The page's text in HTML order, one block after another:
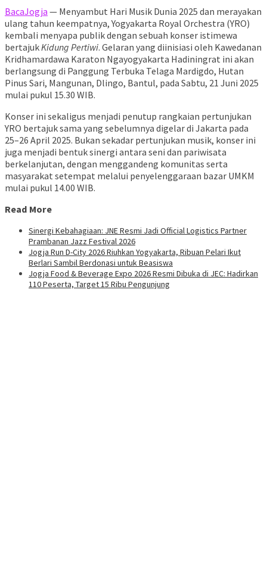
BacaJogja — Menyambut Hari Musik Dunia 2025 dan merayakan
ulang tahun keempatnya, Yogyakarta Royal Orchestra (YRO)
kembali menyapa publik dengan sebuah konser istimewa
bertajukKidung Pertiwi. Gelaran yang diinisiasi oleh Kawedanan
Kridhamardawa Karaton Ngayogyakarta Hadiningrat ini akan
berlangsung di Panggung Terbuka Telaga Mardigdo, Hutan
Pinus Sari, Mangunan, Dlingo, Bantul, pada Sabtu, 21 Juni 2025
mulai pukul 15.30 WIB.
Konser ini sekaligus menjadi penutup rangkaian pertunjukan
YRO bertajuk sama yang sebelumnya digelar di Jakarta pada
25–26 April 2025. Bukan sekadar pertunjukan musik, konser ini
juga menjadi bentuk sinergi antara seni dan pariwisata
berkelanjutan, dengan menggandeng komunitas serta
masyarakat setempat melalui penyelenggaraan bazar UMKM
mulai pukul 14.00 WIB.
Read More
Sinergi Kebahagiaan: JNE Resmi Jadi Official Logistics Partner
Prambanan Jazz Festival 2026
Jogja Run D-City 2026 Riuhkan Yogyakarta, Ribuan Pelari Ikut
Berlari Sambil Berdonasi untuk Beasiswa
Jogja Food & Beverage Expo 2026 Resmi Dibuka di JEC: Hadirkan
110 Peserta, Target 15 Ribu Pengunjung